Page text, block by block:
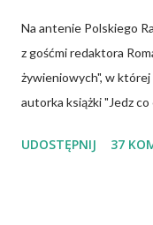
Na antenie Polskiego
z gośćmi redaktora
żywieniowych", w
autorka książki "Jedz co
na temat żywności,
UDOSTĘPNIJ 37